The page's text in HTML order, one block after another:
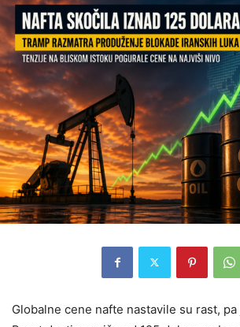
Globalne cene nafte nastavile su rast,